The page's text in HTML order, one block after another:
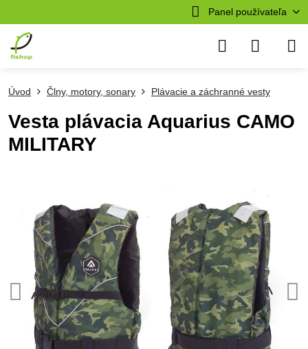
Panel používateľa
Úvod Člny, motory, sonary Plávacie a záchranné vesty
Vesta plávacia Aquarius CAMO
MILITARY